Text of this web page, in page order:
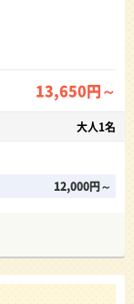
13,650円～
大人1名
12,000円～